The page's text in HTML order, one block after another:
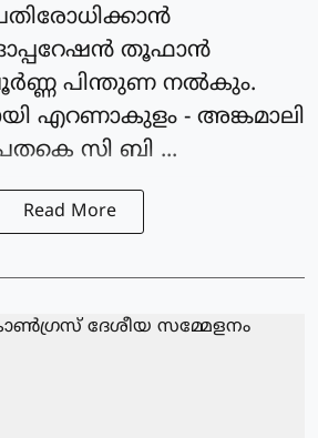
ഓപ്പറേഷൻ തൂഫാൻ
പിന്തുണ നൽകും.
എറണാകുളം - അങ്കമാലി
സി ബി ...
Read More